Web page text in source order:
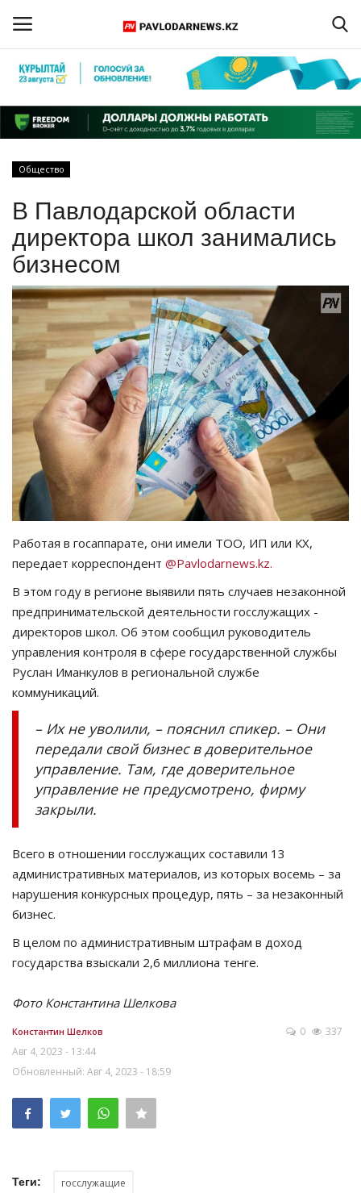
Регистрация
Главная
ПАВЛОДАРСКАЯ ОБЛАСТЬ
КАЗАХСТАН
МИР
СПЕЦПРОЕКТЫ
СПОРТ
Чек-лист
РАЗВЛЕЧЕНИЯ
OFFICIAL
Язык
Русский
Общество
В Павлодарской области
директора школ занимались
бизнесом
Работая в госаппарате, они имели ТОО, ИП или КХ,
передает корреспондент @Pavlodarnews.kz.
В этом году в регионе выявили пять случаев незаконной
предпринимательской деятельности госслужащих -
директоров школ. Об этом сообщил руководитель
управления контроля в сфере государственной службы
Руслан Иманкулов в региональной службе
коммуникаций.
– Их не уволили, – пояснил спикер. – Они
передали свой бизнес в доверительное
управление. Там, где доверительное
управление не предусмотрено, фирму
закрыли.
Всего в отношении госслужащих составили 13
административных материалов, из которых восемь – за
нарушения конкурсных процедур, пять – за незаконный
бизнес.
В целом по административным штрафам в доход
государства взыскали 2,6 миллиона тенге.
Фото Константина Шелкова
Константин Шелков
Авг 4, 2023 - 13:44
Обновленный: Авг 4, 2023 - 18:59
0 337
Теги: госслужащие